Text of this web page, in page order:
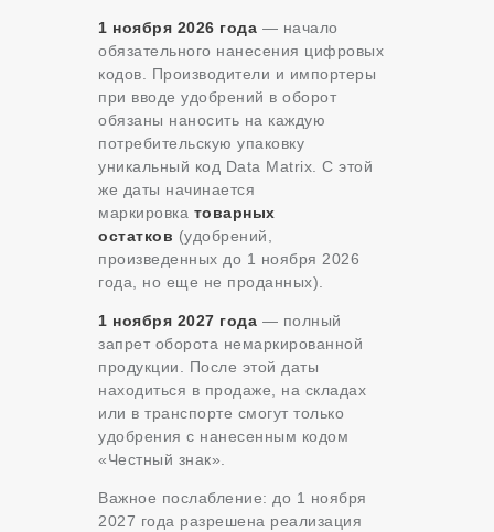
1 ноября 2026 года — начало
обязательного нанесения цифровых
кодов. Производители и импортеры
при вводе удобрений в оборот
обязаны наносить на каждую
потребительскую упаковку
уникальный код Data Matrix. С этой
же даты начинается
маркировка товарных
остатков (удобрений,
произведенных до 1 ноября 2026
года, но еще не проданных).
1 ноября 2027 года — полный
запрет оборота немаркированной
продукции. После этой даты
находиться в продаже, на складах
или в транспорте смогут только
удобрения с нанесенным кодом
«Честный знак».
Важное послабление: до 1 ноября
2027 года разрешена реализация